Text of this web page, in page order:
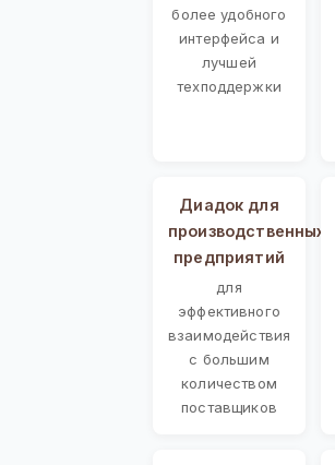
более удобного
интерфейса и
лучшей
техподдержки
Диадок для
производственных
предприятий
для
эффективного
взаимодействия
с большим
количеством
поставщиков